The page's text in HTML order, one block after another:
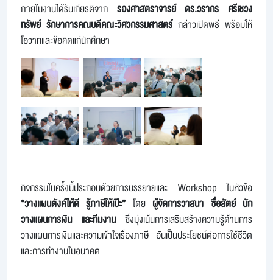
ภายในงานได้รับเกียรติจาก รองศาสตราจารย์ ดร.วรากร ศรีเชวง
ทรัพย์ รักษาการคณบดีคณะวิศวกรรมศาสตร์กล่าวเปิดพิธี พร้อมให้
โอวาทและข้อคิดแก่นักศึกษา
กิจกรรมในครั้งนี้ประกอบด้วยการบรรยายและ Workshop ในหัวข้อ
“วางแผนตังค์ให้ดี รู้ภาษีให้เป๊ะ”โดย ผู้จัดการวาสนา ซื่อสัตย์ นัก
วางแผนการเงิน และทีมงานซึ่งมุ่งเน้นการเสริมสร้างความรู้ด้านการ
วางแผนการเงินและความเข้าใจเรื่องภาษี อันเป็นประโยชน์ต่อการใช้ชีวิต
และการทำงานในอนาคต